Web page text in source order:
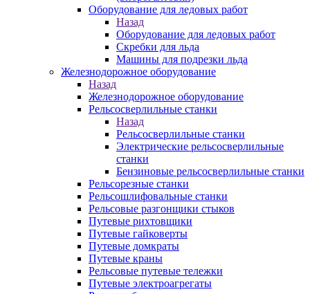
Оборудование для ледовых работ
Назад
Оборудование для ледовых работ
Скребки для льда
Машины для подрезки льда
Железнодорожное оборудование
Назад
Железнодорожное оборудование
Рельсосверлильные станки
Назад
Рельсосверлильные станки
Электрические рельсосверлильные
станки
Бензиновые рельсосверлильные станки
Рельсорезные станки
Рельсошлифовальные станки
Рельсовые разгонщики стыков
Путевые рихтовщики
Путевые гайковерты
Путевые домкраты
Путевые краны
Рельсовые путевые тележки
Путевые электроагрегаты